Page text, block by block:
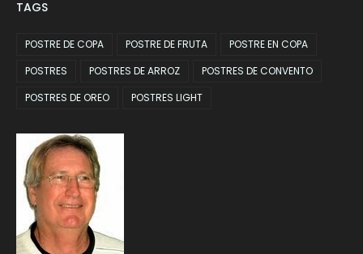
TAGS
POSTRE DE COPA POSTRE DE FRUTA
POSTRE EN COPA
POSTRES
POSTRES DE ARROZ
POSTRES DE CONVENTO
POSTRES DE OREO
POSTRES LIGHT